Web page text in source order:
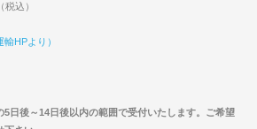
込）
HPより）
5日後～14日後以内の範囲で受付いたします。ご希望